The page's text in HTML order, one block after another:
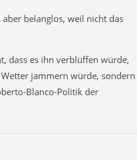
belanglos, weil nicht das
dass es ihn verblüffen würde,
jammern würde, sondern
Blanco-Politik der